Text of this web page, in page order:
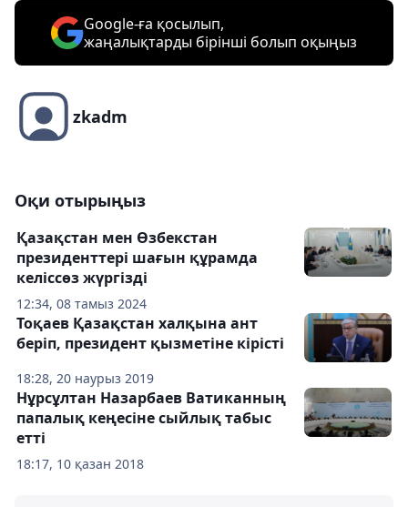
Google-ға қосылып,
жаңалықтарды бірінші болып оқыңыз
zkadm
Оқи отырыңыз
12:34, 08 тамыз 2024
Қазақстан мен Өзбекстан
президенттері шағын құрамда
келіссөз жүргізді
18:28, 20 наурыз 2019
Тоқаев Қазақстан халқына ант
беріп, президент қызметіне кірісті
18:17, 10 қазан 2018
Нұрсұлтан Назарбаев Ватиканның
папалық кеңесіне сыйлық табыс
етті